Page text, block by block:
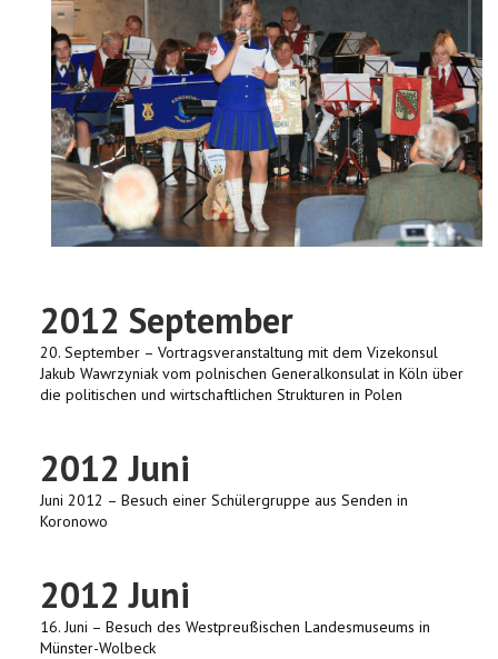
2012 September
20. September – Vortragsveranstaltung mit dem Vizekonsul
Jakub Wawrzyniak vom polnischen Generalkonsulat in Köln über
die politischen und wirtschaftlichen Strukturen in Polen
2012 Juni
Juni 2012 – Besuch einer Schülergruppe aus Senden in
Koronowo
2012 Juni
16. Juni – Besuch des Westpreußischen Landesmuseums in
Münster-Wolbeck